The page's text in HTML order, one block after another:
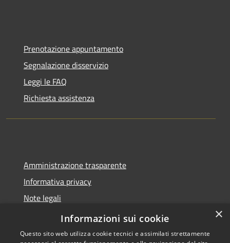
Prenotazione appuntamento
Segnalazione disservizio
Leggi le FAQ
Richiesta assistenza
Amministrazione trasparente
Informativa privacy
Note legali
Dichiarazione di accessibilità
×
Informazioni sui cookie
Questo sito web utilizza cookie tecnici e assimilati strettamente